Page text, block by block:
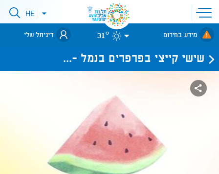
פתיחת
תפריט
אתר
לאתר עיריית
תל-אביב
פתיחתHE
מידע בחירום 31° דיגיתל שלי
שישי קייצי בפרפרים בנמל -...